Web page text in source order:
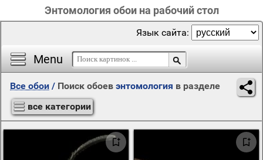
Энтомология обои на рабочий стол
Menu
Язык сайта:
Все обои / Поиск обоев энтомология в разделе
все категории